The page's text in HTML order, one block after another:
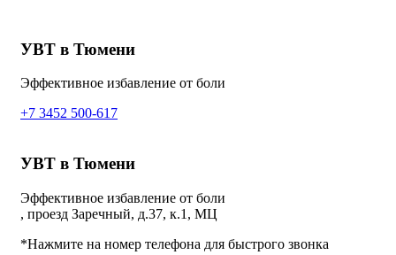
УВТ в Тюмени
Эффективное избавление от боли
+7 3452 500-617
УВТ в Тюмени
Эффективное избавление от боли
, проезд Заречный, д.37, к.1, МЦ
*Нажмите на номер телефона для быстрого звонка